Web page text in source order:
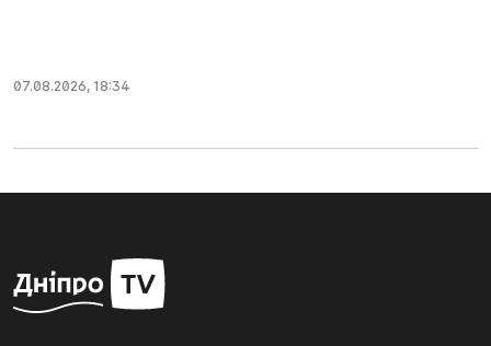
07.08.2026, 18:34